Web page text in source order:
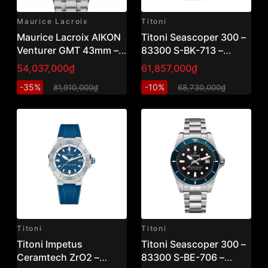
Maurice Lacroix
Maurice Lacroix AIKON
Venturer GMT 43mm –
Mặt số đen Ref: AI6158-
SS002-330-1 – Swiss
Made – Diver GMT cao
54,037,000₫
-35% 81,910,000₫
Titoni
Titoni Seascoper 300 –
83300 S-BK-713 –
Automatic – Diver
300m/1000ft – Sellita
SW200-1 Chứng Nhận
61,857,000₫
-10% 68,730,000₫
Titoni
Titoni Impetus
Ceramtech ZrO2 –
Titoni
Titoni Seascoper 300 –
83300 S-BE-706 –